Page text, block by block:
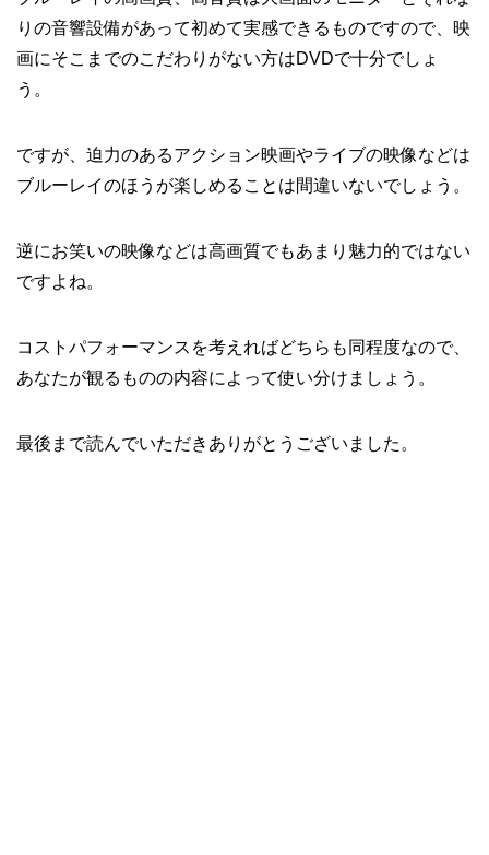
りの音響設備があって初めて実感できるものですので、映
画にそこまでのこだわりがない方はDVDで十分でしょ
う。
ですが、迫力のあるアクション映画やライブの映像などは
ブルーレイのほうが楽しめることは間違いないでしょう。
逆にお笑いの映像などは高画質でもあまり魅力的ではない
ですよね。
コストパフォーマンスを考えればどちらも同程度なので、
あなたが観るものの内容によって使い分けましょう。
最後まで読んでいただきありがとうございました。